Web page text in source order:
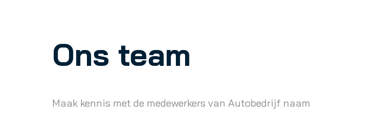
Ons team
Maak kennis met de medewerkers van Autobedrijf naam